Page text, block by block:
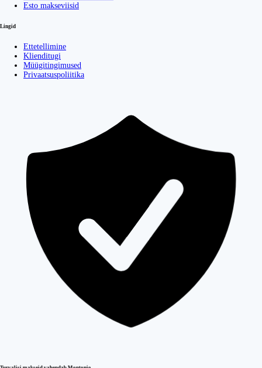
Esto makseviisid
Lingid
Ettetellimine
Klienditugi
Müügitingimused
Privaatsuspoliitika